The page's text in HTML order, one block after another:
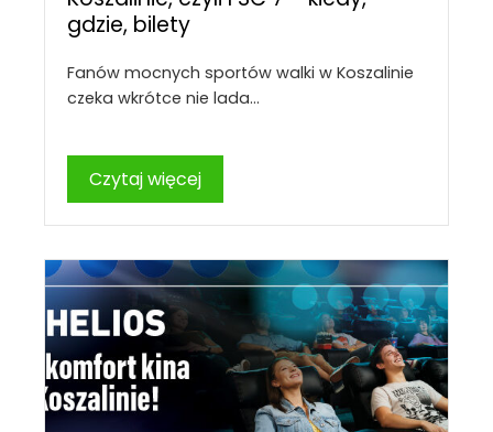
gdzie, bilety
Fanów mocnych sportów walki w Koszalinie
czeka wkrótce nie lada…
Czytaj więcej